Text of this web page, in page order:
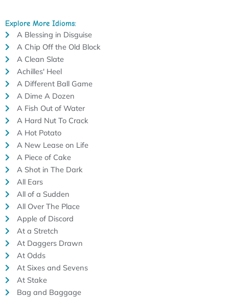
Explore More Idioms:
A Blessing in Disguise
A Chip Off the Old Block
A Clean Slate
Achilles' Heel
A Different Ball Game
A Dime A Dozen
A Fish Out of Water
A Hard Nut To Crack
A Hot Potato
A New Lease on Life
A Piece of Cake
A Shot in The Dark
All Ears
All of a Sudden
All Over The Place
Apple of Discord
At a Stretch
At Daggers Drawn
At Odds
At Sixes and Sevens
At Stake
Bag and Baggage